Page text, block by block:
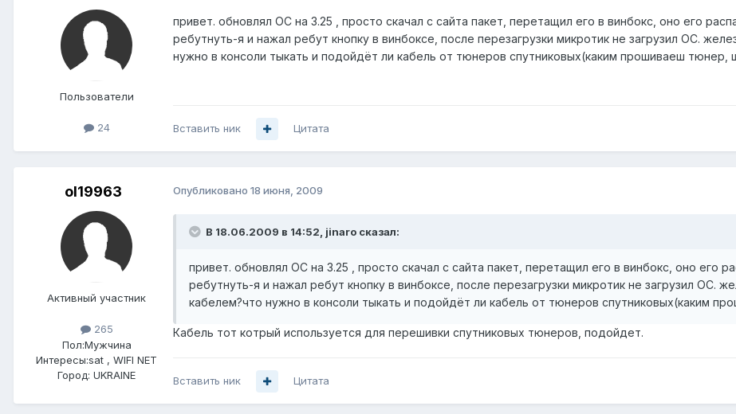
Пользователи
24
привет. обновлял ОС на 3.25 , просто скачал с сайта пакет, перетащил его в винбокс, оно его
ребутнуть-я и нажал ребут кнопку в винбоксе, после перезагрузки микротик не загрузил ОС.
нужно в консоли тыкать и подойдёт ли кабель от тюнеров спутниковых(каким прошиваеш тюнер,
Вставить ник Цитата
ol19963
Активный участник
265
Пол:Мужчина
Интересы:sat , WIFI NET
Город: UKRAINE
Опубликовано 18 июня, 2009
В 18.06.2009 в 14:52, jinaro сказал:
привет. обновлял ОС на 3.25 , просто скачал с сайта пакет, перетащил его в винбокс, оно его
ребутнуть-я и нажал ребут кнопку в винбоксе, после перезагрузки микротик не загрузил ОС.
кабелем?что нужно в консоли тыкать и подойдёт ли кабель от тюнеров спутниковых(каким
Кабель тот котрый используется для перешивки спутниковых тюнеров, подойдет.
Вставить ник Цитата